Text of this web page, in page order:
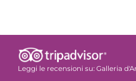
Leggi le recensioni su: Galleria